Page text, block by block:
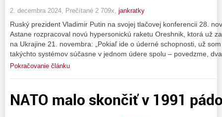
2. decembra 2024, Prečítané 2 709x, jankratky
Ruský prezident Vladimir Putin na svojej tlačovej konferencii 28.
Astane rozpracoval novú hypersonickú raketu Oreshnik, ktorá už
na Ukrajine 21. novembra: „Pokiaľ ide o úderné schopnosti, už
takýchto systémov súčasne v jednom údere spolu – povedzme,
Pokračovanie článku
NATO malo skončiť v 1991